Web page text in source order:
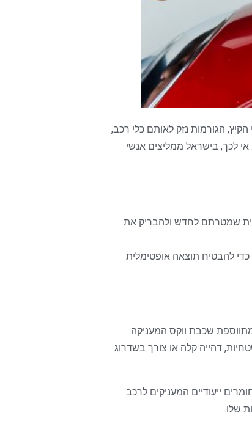
הגורמות נזק לאותם כלי רכב,
לכך, בישראל ממליצים אנשי
שמטרתם לחדש ולהבריק את
להבטיח תוצאה אופטימלית
מתווספת שכבת ווקס המעניקה
דהייה קלה או צורך בשדרוג
ייעודיים המעניקים לרכב
שלו.